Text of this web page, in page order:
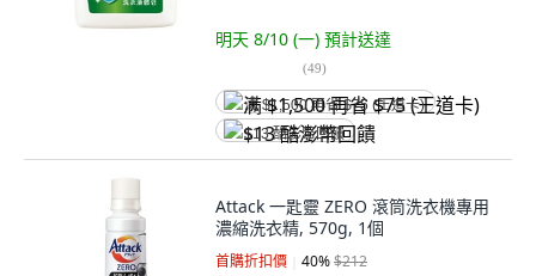
明天 8/10 (一) 預計送達
(49)
满 $1,500 再省 $75 (王道卡)
$13 酷澎幣回饋
Attack 一匙靈 ZERO 滾筒洗衣機專用
濃縮洗衣精, 570g, 1個
首購折扣價 40%$212